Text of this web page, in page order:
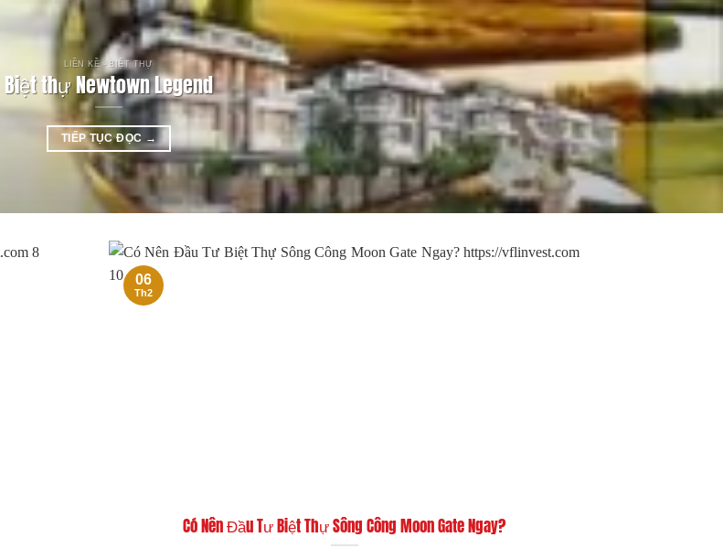
LIỀN KỀ - BIỆT THỰ
Biệt thự Newtown Legend
TIẾP TỤC ĐỌC →
Có Nên Đầu Tư Biệt Thự Sông Công Moon Gate Ngay?
06
Th2